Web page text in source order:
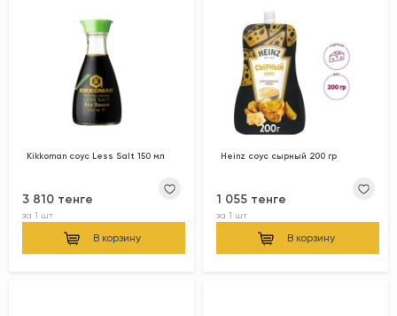
Kikkoman соус Less Salt 150 мл
3 810 тенге
за 1 шт
В корзину
Heinz соус сырный 200 гр
1 055 тенге
за 1 шт
В корзину